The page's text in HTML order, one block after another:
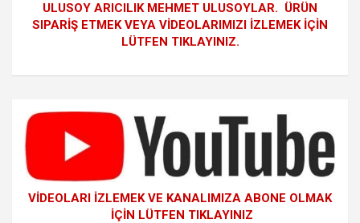
ULUSOY ARICILIK MEHMET ULUSOYLAR. ÜRÜN
SIPARİŞ ETMEK VEYA VİDEOLARIMIZI İZLEMEK İÇİN
LÜTFEN TIKLAYINIZ.
VİDEOLARI İZLEMEK VE KANALIMIZA ABONE OLMAK
İÇİN LÜTFEN TIKLAYINIZ